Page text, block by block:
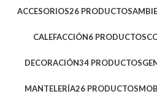
ACCESORIOS26 PRODUCTOS
CALEFACCIÓN6 PRODUCTOS
DECORACIÓN34 PRODUCTOS
MANTELERÍA26 PRODUCTOS